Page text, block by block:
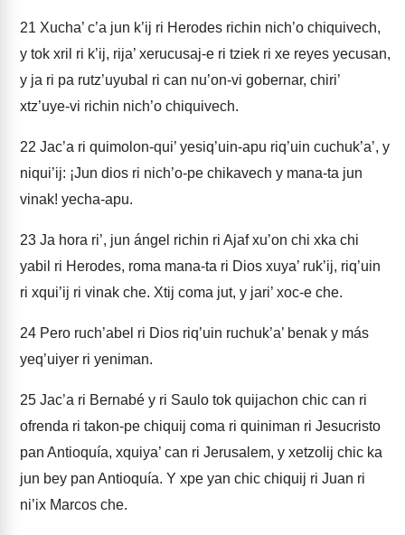
21 Xucha’ c’a jun k’ij ri Herodes richin nich’o chiquivech,
y tok xril ri k’ij, rija’ xerucusaj-e ri tziek ri xe reyes yecusan,
y ja ri pa rutz’uyubal ri can nu’on-vi gobernar, chiri’
xtz’uye-vi richin nich’o chiquivech.
22 Jac’a ri quimolon-qui’ yesiq’uin-apu riq’uin cuchuk’a’, y
niqui’ij: ¡Jun dios ri nich’o-pe chikavech y mana-ta jun
vinak! yecha-apu.
23 Ja hora ri’, jun ángel richin ri Ajaf xu’on chi xka chi
yabil ri Herodes, roma mana-ta ri Dios xuya’ ruk’ij, riq’uin
ri xqui’ij ri vinak che. Xtij coma jut, y jari’ xoc-e che.
24 Pero ruch’abel ri Dios riq’uin ruchuk’a’ benak y más
yeq’uiyer ri yeniman.
25 Jac’a ri Bernabé y ri Saulo tok quijachon chic can ri
ofrenda ri takon-pe chiquij coma ri quiniman ri Jesucristo
pan Antioquía, xquiya’ can ri Jerusalem, y xetzolij chic ka
jun bey pan Antioquía. Y xpe yan chic chiquij ri Juan ri
ni’ix Marcos che.